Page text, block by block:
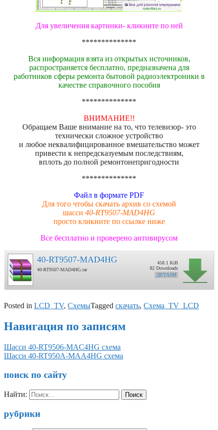
Для увеличения картинки- кликните по ней
**************
Вся информация взята из открытых источников,
распространяется бесплатно, предназначена для
работников сферы ремонта бытовой радиоэлектроники в
качестве справочного пособия
**************
ВНИМАНИЕ!!
Обращаем Ваше внимание на то, что телевизор- это
технически сложное устройство
и любое неквалифицированное вмешательство может
привести к непредсказуемым последствиям,
вплоть до полной ремонтонепригодности
**************
Файл в формате PDF
Для того чтобы скачать архив со схемой
шасси 40-RT9507-MAD4HG
просто кликните по ссылке ниже
Все бесплатно и проверено антивирусом
40-RT9507-MAD4HG
40-RT9507-MAD4HG.rar
458.1 KiB
82 Downloads
ДЕТАЛИ
Posted in LCD_TV, СхемыTagged скачать, Схема_TV_LCD
Навигация по записям
Шасси 40-RT9506-MAC4HG схема
Шасси 40-RT950A-MAA4HG схема
поиск по сайту
Найти:
рубрики